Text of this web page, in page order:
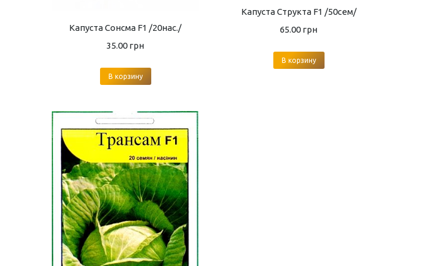
Капуста Сонсма F1 /20нас./
35.00 грн
В корзину
Капуста Структа F1 /50сем/
65.00 грн
В корзину